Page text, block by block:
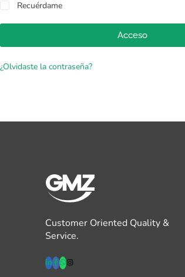
Recuérdame
Acceso
¿Olvidaste la contraseña?
Customer Oriented Quality &
Service.